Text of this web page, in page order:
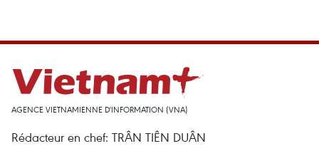
AGENCE VIETNAMIENNE D'INFORMATION (VNA)
Rédacteur en chef: TRÂN TIÊN DUÂN